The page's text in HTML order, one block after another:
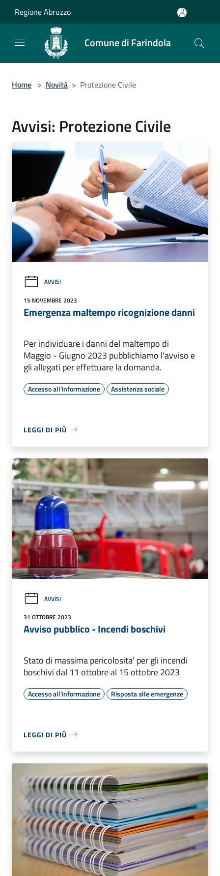
Regione Abruzzo
Comune di Farindola
Home > Novità > Protezione Civile
Avvisi: Protezione Civile
AVVISI
15 NOVEMBRE 2023
Emergenza maltempo ricognizione danni
Per individuare i danni del maltempo di
Maggio - Giugno 2023 pubblichiamo l'avviso e
gli allegati per effettuare la domanda.
Accesso all'informazione Assistenza sociale
LEGGI DI PIÙ
AVVISI
31 OTTOBRE 2023
Avviso pubblico - Incendi boschivi
Stato di massima pericolosita' per gli incendi
boschivi dal 11 ottobre al 15 ottobre 2023
Accesso all'informazione Risposta alle emergenze
LEGGI DI PIÙ